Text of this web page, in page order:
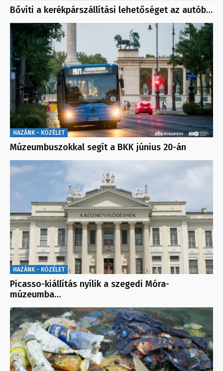
Bővíti a kerékpárszállítási lehetőséget az autób…
HAZÁNK - KÖZÉLET
Múzeumbuszokkal segít a BKK június 20-án
HAZÁNK - KÖZÉLET
Picasso-kiállítás nyílik a szegedi Móra-
múzeumba…